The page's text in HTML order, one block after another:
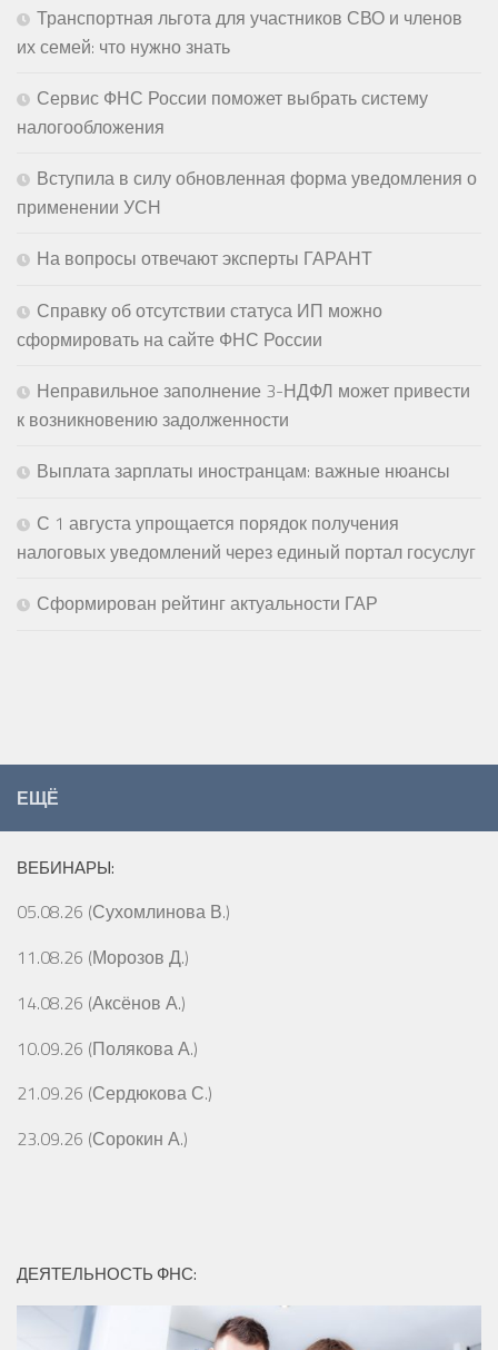
Транспортная льгота для участников СВО и членов
их семей: что нужно знать
Сервис ФНС России поможет выбрать систему
налогообложения
Вступила в силу обновленная форма уведомления о
применении УСН
На вопросы отвечают эксперты ГАРАНТ
Справку об отсутствии статуса ИП можно
сформировать на сайте ФНС России
Неправильное заполнение 3-НДФЛ может привести
к возникновению задолженности
Выплата зарплаты иностранцам: важные нюансы
С 1 августа упрощается порядок получения
налоговых уведомлений через единый портал госуслуг
Сформирован рейтинг актуальности ГАР
ЕЩЁ
ВЕБИНАРЫ:
05.08.26 (Сухомлинова В.)
11.08.26 (Морозов Д.)
14.08.26 (Аксёнов А.)
10.09.26 (Полякова А.)
21.09.26 (Сердюкова С.)
23.09.26 (Сорокин А.)
ДЕЯТЕЛЬНОСТЬ ФНС: